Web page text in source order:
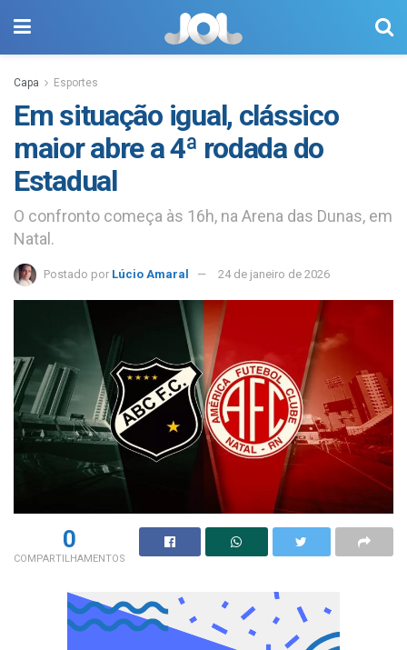
Capa Esportes
Em situação igual, clássico
maior abre a 4ª rodada do
Estadual
O confronto começa às 16h, na Arena das Dunas, em
Natal.
Postado por Lúcio Amaral 24 de janeiro de 2026
0
COMPARTILHAMENTOS